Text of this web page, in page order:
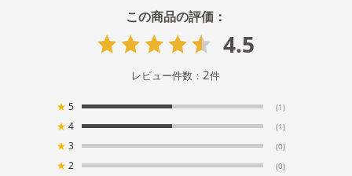
4.5
レビュー件数：2件
★ 5 (1)
★ 4 (1)
★ 3 (0)
★ 2 (0)